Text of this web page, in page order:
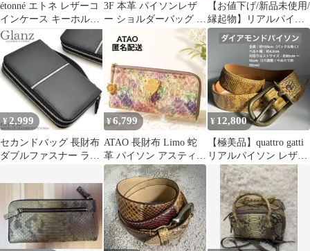
étonné エトネ レザーコ
インケース キーホルダ
ー
3F 本革 パイソンレザ
ー ショルダーバッグ リ
ボンデザイン 斜め掛け
蛇革
【お値下げ/新品未使用/
縁起物】リアルパイソ
ン 二つ折財布
¥2,999
セカンドバッグ 長財布
ダブルファスナー ラウ
¥6,799
ATAO 長財布 Limo 蛇
革 パイソン アスティ L
字ファスナー
¥ 12,800
【極美品】quattro gatti
リアルパイソン レザー
ベルト 蛇革 ヌメ革